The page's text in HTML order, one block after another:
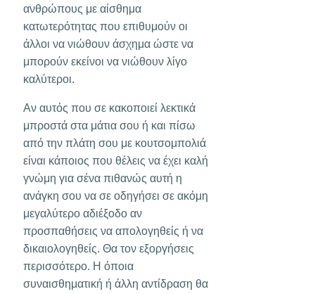
ανθρώπους με αίσθημα
κατωτερότητας που επιθυμούν οι
άλλοι να νιώθουν άσχημα ώστε να
μπορούν εκείνοι να νιώθουν λίγο
καλύτεροι.
Αν αυτός που σε κακοποιεί λεκτικά
μπροστά στα μάτια σου ή και πίσω
από την πλάτη σου με κουτσομπολιά
είναι κάποιος που θέλεις να έχει καλή
γνώμη για σένα πιθανώς αυτή η
ανάγκη σου να σε οδηγήσει σε ακόμη
μεγαλύτερο αδιέξοδο αν
προσπαθήσεις να απολογηθείς ή να
δικαιολογηθείς. Θα τον εξοργήσεις
περισσότερο. Η όποια
συναισθηματική ή άλλη αντίδραση θα